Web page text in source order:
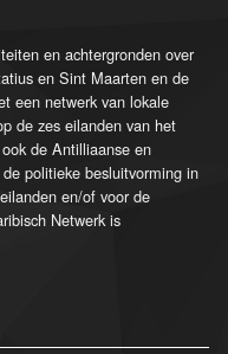
en achtergronden over
en Sint Maarten en de
een netwerk van lokale
de zes eilanden van het
de Antilliaanse en
politieke besluitvorming in
en/of voor de
Netwerk is